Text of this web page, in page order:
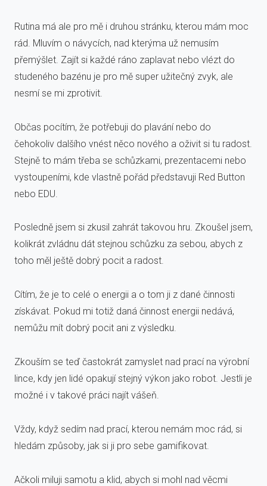
Rutina má ale pro mě i druhou stránku, kterou mám moc
rád. Mluvím o návycích, nad kterýma už nemusím
přemýšlet. Zajít si každé ráno zaplavat nebo vlézt do
studeného bazénu je pro mě super užitečný zvyk, ale
nesmí se mi zprotivit.
Občas pocítím, že potřebuji do plavání nebo do
čehokoliv dalšího vnést něco nového a oživit si tu radost.
Stejně to mám třeba se schůzkami, prezentacemi nebo
vystoupeními, kde vlastně pořád představuji Red Button
nebo EDU.
Posledně jsem si zkusil zahrát takovou hru. Zkoušel jsem,
kolikrát zvládnu dát stejnou schůzku za sebou, abych z
toho měl ještě dobrý pocit a radost.
Cítím, že je to celé o energii a o tom ji z dané činnosti
získávat. Pokud mi totiž daná činnost energii nedává,
nemůžu mít dobrý pocit ani z výsledku.
Zkouším se teď častokrát zamyslet nad prací na výrobní
lince, kdy jen lidé opakují stejný výkon jako robot. Jestli je
možné i v takové práci najít vášeň.
Vždy, když sedím nad prací, kterou nemám moc rád, si
hledám způsoby, jak si ji pro sebe gamifikovat.
Ačkoli miluji samotu a klid, abych si mohl nad věcmi